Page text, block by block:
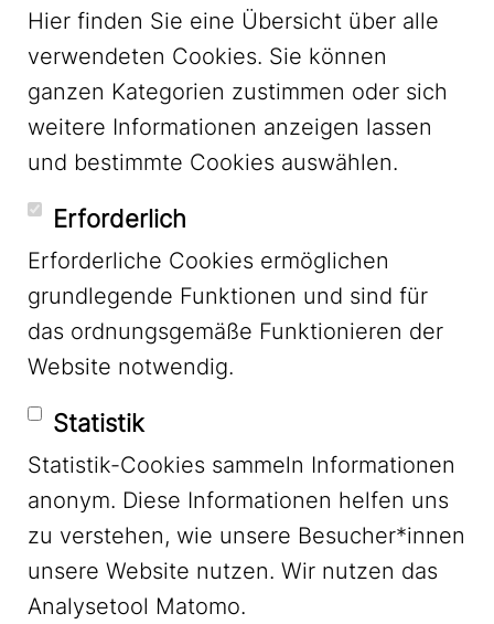
LinkedIn
YouTube
Mastodon
Footer Menu Impressum
Hier finden Sie eine Übersicht über alle
verwendeten Cookies. Sie können
ganzen Kategorien zustimmen oder sich
weitere Informationen anzeigen lassen
und bestimmte Cookies auswählen.
Erforderlich
Erforderliche Cookies ermöglichen
grundlegende Funktionen und sind für
das ordnungsgemäße Funktionieren der
Website notwendig.
Statistik
Statistik-Cookies sammeln Informationen
anonym. Diese Informationen helfen uns
zu verstehen, wie unsere Besucher*innen
unsere Website nutzen. Wir nutzen das
Analysetool Matomo.